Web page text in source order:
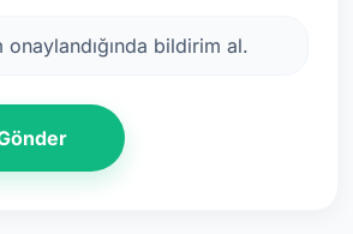
onaylandığında bildirim al.